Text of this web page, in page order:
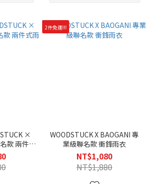
×
款 兩件式
2件免運!!!
WOODSTUCK X BAOGANI 專
業級聯名款 衝鋒雨衣
NT$1,080
NT$1,880